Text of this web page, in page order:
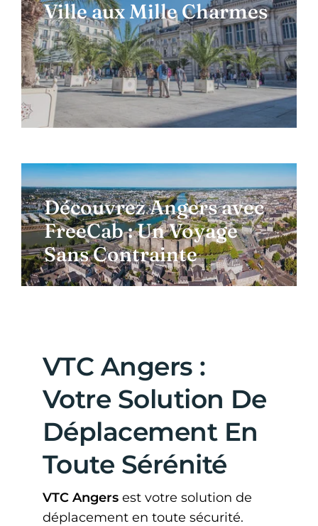
Ville aux Mille Charmes
Découvrez Angers avec
FreeCab : Un Voyage
Sans Contrainte
VTC Angers :
Votre Solution De
Déplacement En
Toute Sérénité
VTC Angers est votre solution de
déplacement en toute sécurité.